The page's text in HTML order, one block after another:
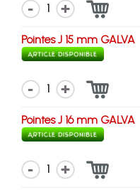
1
Pointes J 15 mm GALVA
1
Pointes J 16 mm GALVA
1